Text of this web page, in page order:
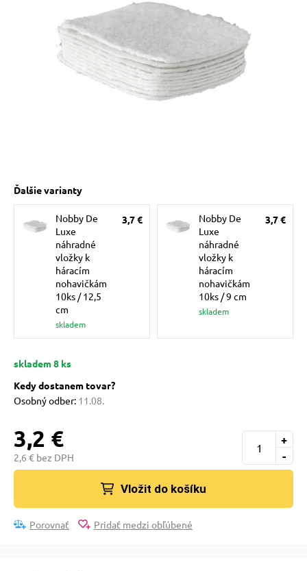
mačky
podložky
poukazy
Ďalšie varianty
Nobby De
Luxe
náhradné
vložky k
háracím
nohavičkám
10ks / 12,5
cm
skladem
3,7 €
Nobby De
Luxe
náhradné
vložky k
háracím
nohavičkám
10ks / 9 cm
skladem
3,7 €
skladem 8 ks
Kedy dostanem tovar?
Osobný odber: 11.08.
3,2 €
2,6 € bez DPH -
+
Vložit do košíku
Porovnať Pridať medzi obľúbené